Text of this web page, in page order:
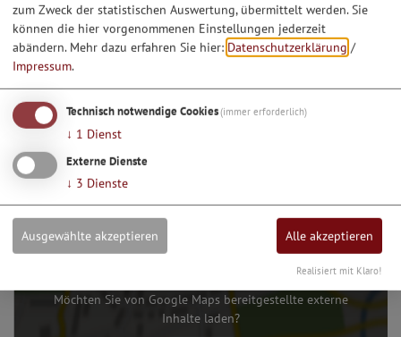
1
Dieser Betrieb auch hier:
Essen & Trinken
Möchten Sie von Google Maps bereitgestellte externe
Inhalte laden?
zum Zweck der statistischen Auswertung, übermittelt werden. Sie
können die hier vorgenommenen Einstellungen jederzeit
abändern. Mehr dazu erfahren Sie hier: Datenschutzerklärung /
Impressum.
Technisch notwendige Cookies(immer erforderlich)
↓ 1 Dienst
Externe Dienste
↓ 3 Dienste
Ausgewählte akzeptieren Alle akzeptieren
Realisiert mit Klaro!